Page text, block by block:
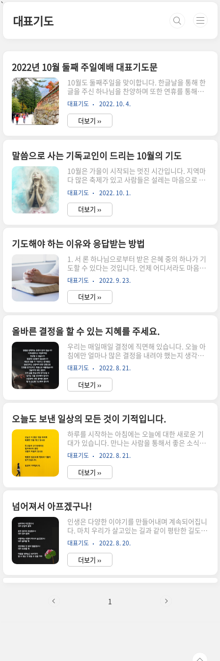
`
본문 바로가기
대표기도
2022년 10월 둘째 주일예배 대표기도문
10월도 둘째주일을 맞이합니다. 한글날을 통해 한
글을 주신 하나님을 찬양하며 또한 연휴를 통해서
자연의 천지만물을 누리게 하여 주신 은혜에 감사
하는 주간이 되면 좋겠습니다. 또한 대학진학을 위
해서 준비하는 수험생를 위해서도 기도해 주시고
같이 신앙생활을 하고 있는 주변의 성도님들의 처
도 있을 것입니다. 교회의 성장과 역할 감당을 위해
서 기도하는 것도 잊지 마시기 바랍니다. 10월 둘째
주일예배를 위한 대표기도문을 작성하여 드립니
다. 기도자와 교회의 형편에 따라 적용하시고 간절
한 기도로 준비하시기 바랍니다. 존귀하신 하나님
아버지 믿음을 주셔서 택한 백성으로 삼아 주시고
항상 함께 하시는 창조주 하나님 아버지를 ..
대표기도 2022. 10. 4.
더보기 ››
말씀으로 사는 기독교인이 드리는 10월의 기도
10월은 가을이 시작되는 멋진 시간입니다. 지역마
다 많은 축제가 있고 사람들은 설레는 마음으로 사
랑하는 사람들과 같이 찾아 나섭니다. 지난 9월을
잘 보내고 새로운 마음으로 맞이하는 10월을 기도
하며 시작해 보세요. 하나님께서 함께하시며 더욱
풍요롭게 하실 것입니다. 말씀으로 사는 기독교인
었습니다. 10월도 우리의 삶에 생동감이 넘치게 하
시고 믿음으로 살며 기회와 성공을 가져다주기를
바라며 기대합니다. 가을의 미풍에 춤추는 소녀가
음률에 집중하며 아름다운 율동을 만들어 내고 모
두에게 기쁨과 만족을 주는 것과 같이 저의 삶에도
보람되고 달콤한 추억이 가득하길 원합니다. 10월
이 주는 자연의 아름다움과 따뜻한..
대표기도 2022. 10. 1.
더보기 ››
기도해야 하는 이유와 응답받는 방법
1. 서 론 하나님으로부터 받은 은혜 중의 하나가 기
도할 수 있다는 것입니다. 언제 어디서라도 마음만
먹으면 기도를 할 수 있습니다. 그러나, 기도를 하
나님께 받기 위해 그리고 축복을 얻기 위해 하게 되
면서 기도의 중요성이 우리 위주의 필요성에 의한
도구로 생각하고 있습니다. 그래서 진정한 기도란
려주신 기도의 은혜를 감사한 마음으로 받아야 합
니다. 기도는 창조주이시며 지금도 우리를 돌보시
는 하나님과 소통하는 방법입니다. 우리는 가정을
꾸리고 가족 간에 소통하며 살아가고 있습니다. 자
녀가 부모에게 말씀을 듣고 알아가면서 말하는 것
처럼 기도는 그리스도인으로서, 하나님의 자녀로
서 부모와 대화하는 극히 정상적이면서도 ..
대표기도 2022. 9. 23.
더보기 ››
올바른 결정을 할 수 있는 지혜를 주세요.
우리는 매일매일 결정에 직면해 있습니다. 오늘 아
침에만 얼마나 많은 결정을 내려야 했는지 생각해
보세요: 나는 오늘 무엇을 하며 하루를 보낼 것인
가? 나는 오늘 무엇을 먹을까? 어떻게 입고 나갈
까? 오늘 친구모임에 나갈까? 나가기 전에 기도할
까? 이메일을 확인해 볼까? 몇 시에 집을 나설까?
있다는 것을 결코 깨닫지 못할 수도 있습니다. 우리
는 하루 종일 사소한 결정을 내립니다. 무엇보다도,
우리는 이러한 작은 결정들의 삶을 살아가고 있지
만 우리는 기본적으로 기독교인으로서 충실하게 살
아 갈 필요성을 깨달았기 때문에 성실한 결정을 할
것으로 믿고 많은 생각을 하지 않습니다. 하지만 때
때로, 우리는 우리가 확..
대표기도 2022. 8. 21.
더보기 ››
오늘도 보낸 일상의 모든 것이 기적입니다.
하루를 시작하는 아침에는 오늘에 대한 새로운 기
대가 있습니다. 만나는 사람을 통해서 좋은 소식을
전해 듣기 바라고 직장에서는 맡은 일이 순조롭게
진행되기를 원합니다. 무엇보다도 마음의 평안과
기쁨이 있는 하루가 되기를 기도합니다. 어제 밤을
잘 자고 일어 난것도 기적이고 아프지 않고 지내는
가 준비하고 할 수 있는 일이 없었습니다. 항상 감사
하며 겸손하게 그리고 정직하고 성실하게 살아가는
중에 맡는 일상이 기적의 연속입니다. "오늘도 더
좋은 것을 바라며 특별한 것을 찾고 있나요 친구들
과 수다속에서도 털어버리지 못한 귀퉁이 마음이
있나요 평범한 일상속에 행복과 기쁨이 담겨 있습
니다. 일상이 기적입니다."
대표기도 2022. 8. 21.
더보기 ››
넘어져서 아프겠구나!
인생은 다양한 이야기를 만들어내며 계속되어집니
다. 마치 우리가 살고있는 길과 같이 평탄한 길도 있
고 굴곡진 길도 있으며 때로는 막혀서 돌아가야 할
경우도 있습니다. 그리고 닥친 상황속에서 막막해
보이지만 친히 손잡아 주시는 하나님이 계십니다.
아플때 손잡아 낫게해 주시고 혼자있어 무서울때
언제나 귀 기울여 들으시는 하나님의 선하신 도우
대표기도 2022. 8. 20.
더보기 ››
1